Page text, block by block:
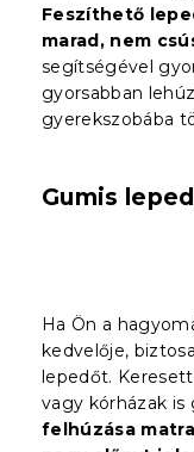
Feszíthető
marad, nem
segítségével
gyorsabban
gyerekszobába
Gumis
Ha Ön a
kedvelője,
lepedőt.
vagy kórházak is
felhúzása